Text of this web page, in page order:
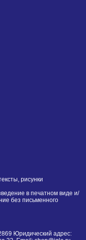
рисунки
в печатном виде и/
без письменного
Юридический адрес: